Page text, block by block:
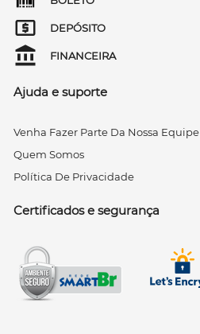
DEPÓSITO
FINANCEIRA
Ajuda e suporte
Venha Fazer Parte Da Nossa Equipe
Quem Somos
Política De Privacidade
Certificados e segurança